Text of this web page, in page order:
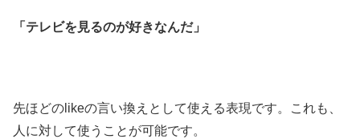
「テレビを見るのが好きなんだ」
先ほどのlikeの言い換えとして使える表現です。これも、
人に対して使うことが可能です。